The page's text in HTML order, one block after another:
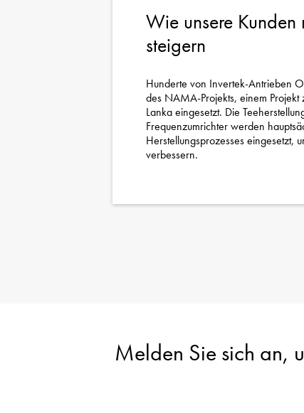
Wie unsere
steigern
Hunderte von Invertek-Antrieben
des NAMA-Projekts, einem Projekt
Lanka eingesetzt. Die
Frequenzumrichter werden
Herstellungsprozesses eingesetzt,
verbessern.
Melden Sie sich an,